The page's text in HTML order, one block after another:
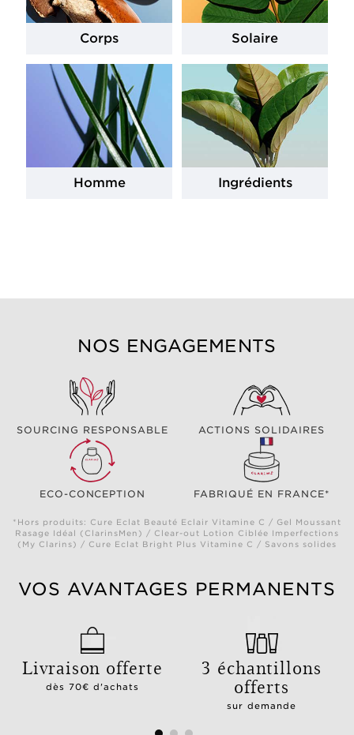
Corps Solaire
Homme Ingrédients
NOS ENGAGEMENTS
SOURCING RESPONSABLE ACTIONS SOLIDAIRES
ECO-CONCEPTION FABRIQUÉ EN FRANCE*
*Hors produits: Cure Eclat Beauté Eclair Vitamine C / Gel Moussant
Rasage Idéal (ClarinsMen) / Clear-out Lotion Ciblée Imperfections
(My Clarins) / Cure Eclat Bright Plus Vitamine C / Savons solides
VOS AVANTAGES PERMANENTS
Livraison offerte
dès 70€ d'achats
3 échantillons
offerts
sur demande